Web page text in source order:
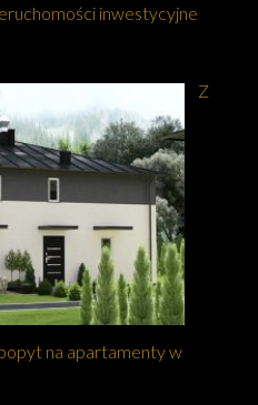
inwestycyjne
Z
na apartamenty w